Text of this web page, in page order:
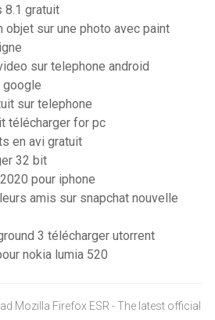
8.1 gratuit
objet sur une photo avec paint
sur telephone android
google
sur telephone
télécharger for pc
en avi gratuit
32 bit
pour iphone
amis sur snapchat nouvelle
3 télécharger utorrent
nokia lumia 520
Mozilla Firefox ESR - The latest official